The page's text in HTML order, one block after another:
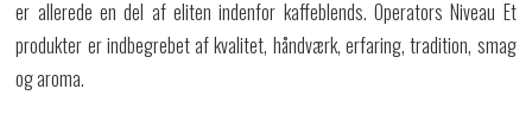
er allerede en del af eliten indenfor kaffeblends. Operators Niveau Et
produkter er indbegrebet af kvalitet, håndværk, erfaring, tradition, smag
og aroma.